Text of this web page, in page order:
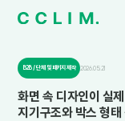
B2B / 단체 및 패키지 제작 2026.05.21
화면 속 디자인이 실
지기구조와 박스 형